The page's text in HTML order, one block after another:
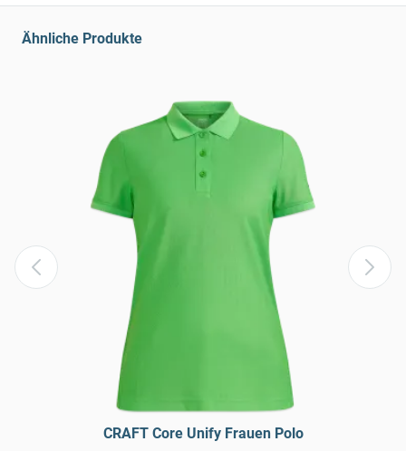
Ähnliche Produkte
CRAFT Core Unify Frauen Polo